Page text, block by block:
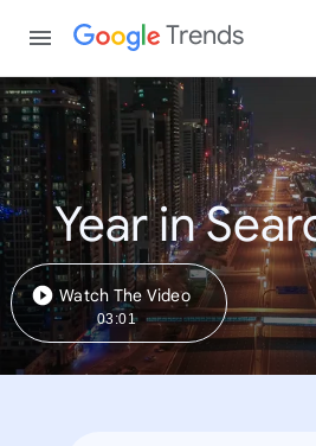
Trends
Year in
Watch The Video
03:01